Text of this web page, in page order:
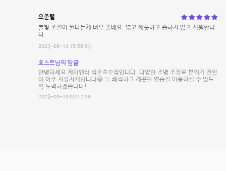
오준렬
불빛 조절이 된다는게 너무 좋네요. 넓고 깨끗하고 습하지 않고 시원합니
다
2023-09-14 15:56:03
호스트님의 답글
안녕하세요 제이엔터 석촌호수점입니다. 다양한 조명 조절로 분위기 전환
이 아주 자유자재입니다😆 늘 쾌적하고 깨끗한 연습실 이용하실 수 있도
록 노력하겠습니다!
2023-09-19 05:12:58